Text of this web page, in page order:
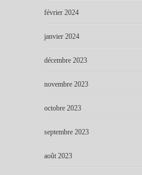
février 2024
janvier 2024
décembre 2023
novembre 2023
octobre 2023
septembre 2023
août 2023